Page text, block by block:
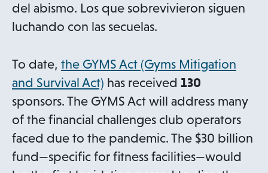
del abismo. Los que sobrevivieron siguen
luchando con las secuelas.
To date, the GYMS Act (Gyms Mitigation
and Survival Act) o
p
e
n
s
has received 130
sponsors. The GYMS Act will address many
of the financial challenges club operators
faced due to the pandemic. The $30 billion
fund—specific for fitness facilities—would